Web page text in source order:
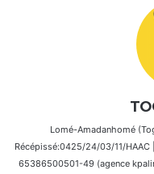
Lomé-Amadanhomé
Récépissé:0425/24/03/11/HAAC
65386500501-49 (agence